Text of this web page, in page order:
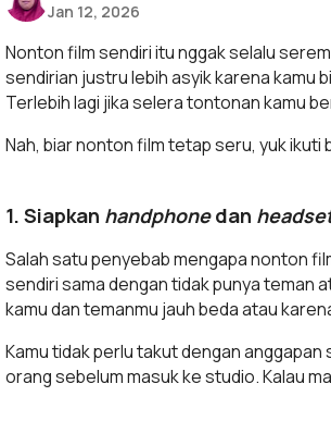
Jan 12, 2026
Nonton film sendiri itu nggak selalu
sendirian justru lebih asyik karena kamu
Terlebih lagi jika selera tontonan kamu
Nah, biar nonton film tetap seru, yuk ikuti
1. Siapkan handphonedan
Salah satu penyebab mengapa nonton
sendiri sama dengan tidak punya teman
kamu dan temanmu jauh beda atau
Kamu tidak perlu takut dengan anggapan
orang sebelum masuk ke studio. Kalau